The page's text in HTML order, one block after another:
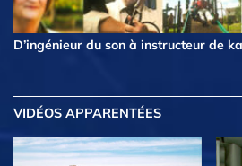
D’ingénieur du son à instructeur de
VIDÉOS APPARENTÉES